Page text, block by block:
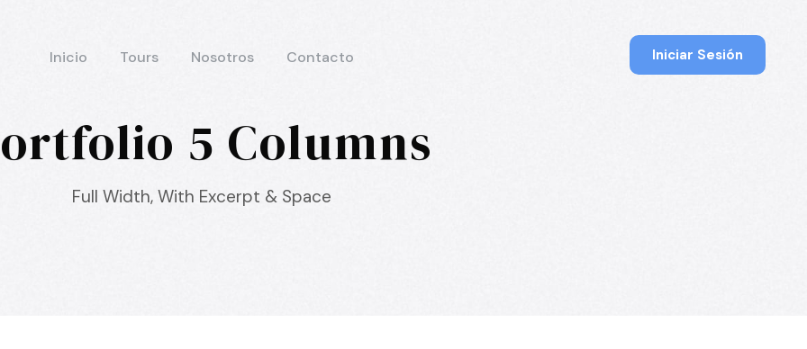
Inicio Tours Nosotros Contacto Iniciar Sesión
5 Columns
Full Width, With Excerpt & Space